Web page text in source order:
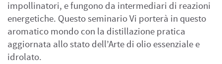
impollinatori, e fungono da intermediari di reazioni
energetiche. Questo seminario Vi porterà in questo
aromatico mondo con la distillazione pratica
aggiornata allo stato dell’Arte di olio essenziale e
idrolato.